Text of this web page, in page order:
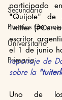
Secundaria
Premios
Universitaria
Primaria
participado
"Quijote" de
Twitter
escritor
el 1 de junio
reportaje de
sobre la
Uno de los